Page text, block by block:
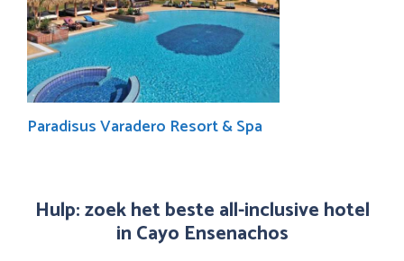
Paradisus Varadero Resort & Spa
Hulp: zoek het beste all-inclusive hotel
in Cayo Ensenachos